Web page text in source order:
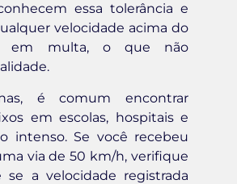
essa tolerância e
velocidade acima do
em multa, o que não
é comum encontrar
em escolas, hospitais e
intenso. Se você recebeu
via de 50 km/h, verifique
se a velocidade registrada